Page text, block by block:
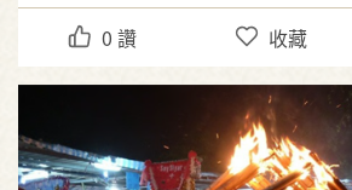
0 讚 收藏